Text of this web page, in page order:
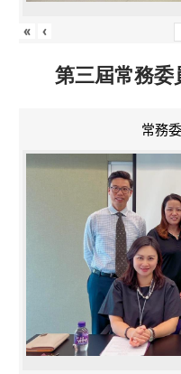
« ‹
第三屆常務
常務